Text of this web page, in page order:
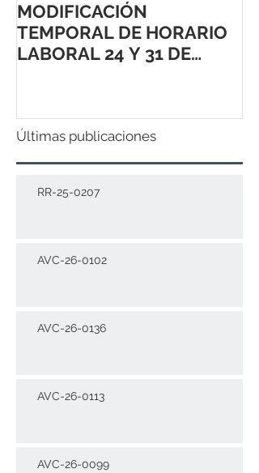
MODIFICACIÓN
TEMPORAL DE HORARIO
LABORAL 24 Y 31 DE
Últimas publicaciones
RR-25-0207
AVC-26-0102
AVC-26-0136
AVC-26-0113
AVC-26-0099